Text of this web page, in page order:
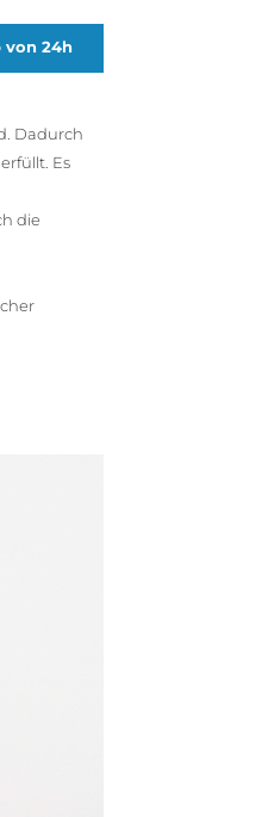
von 24h
Dadurch
Es
die